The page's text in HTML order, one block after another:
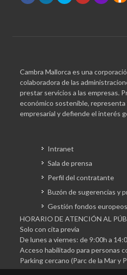
Cambra Mallorca es una
colaboradora de las
prestar servicios a las empresas.
económico sostenible,
empresarial y defiende el interés
Intranet
Sala de prensa
Perfil del contratante
Buzón de sugerencias y
Gestión fondos europeos
HORARIO DE ATENCIÓN AL
Solo con cita previa
De lunes a viernes: de 9:00h a
Acceso habilitado para personas
Parking cercano (Parc de la Mar y